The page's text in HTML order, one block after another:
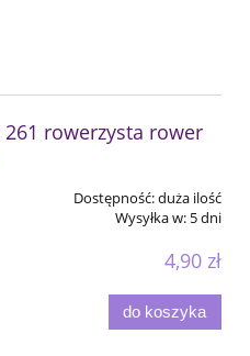
261 rowerzysta rower
Dostępność:duża ilość
Wysyłka w: 5 dni
4,90 zł
do koszyka